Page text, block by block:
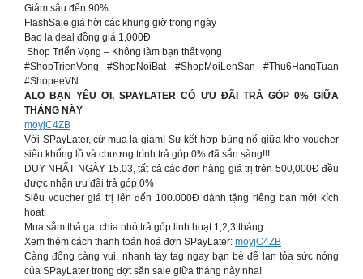
Giảm sâu đến 90%
FlashSale giá hời các khung giờ trong ngày
Bao la deal đồng giá 1,000Đ
Shop Triển Vọng – Không làm bạn thất vọng
#ShopTrienVong #ShopNoiBat #ShopMoiLenSan #Thu6HangTuan
#ShopeeVN
ALO BẠN YÊU ƠI, SPAYLATER CÓ ƯU ĐÃI TRẢ GÓP 0% GIỮA
THÁNG NÀY
moyjC4ZB
Với SPayLater, cứ mua là giảm! Sự kết hợp bùng nổ giữa kho voucher
siêu khổng lồ và chương trình trả góp 0% đã sẵn sàng!!!
DUY NHẤT NGÀY 15.03, tất cả các đơn hàng giá trị trên 500,000Đ đều
được nhận ưu đãi trả góp 0%
Siêu voucher giá trị lên đến 100.000Đ dành tặng riêng bạn mới kích
hoạt
Mua sắm thả ga, chia nhỏ trả góp linh hoạt 1,2,3 tháng
Xem thêm cách thanh toán hoá đơn SPayLater: moyjC4ZB
Càng đông càng vui, nhanh tay tag ngay bạn bè để lan tỏa sức nóng
của SPayLater trong đợt săn sale giữa tháng này nha!